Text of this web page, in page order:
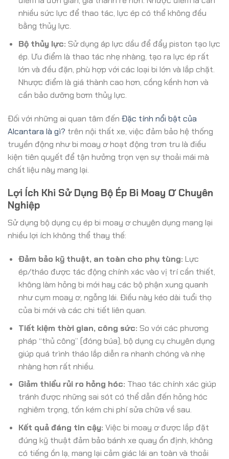
nhiều sức lực để thao tác, lực ép có thể không đều
bằng thủy lực.
Bộ thủy lực: Sử dụng áp lực dầu để đẩy piston tạo lực
ép. Ưu điểm là thao tác nhẹ nhàng, tạo ra lực ép rất
lớn và đều đặn, phù hợp với các loại bi lớn và lắp chặt.
Nhược điểm là giá thành cao hơn, cồng kềnh hơn và
cần bảo dưỡng bơm thủy lực.
Đối với những ai quan tâm đến Đặc tính nổi bật của
Alcantara là gì? trên nội thất xe, việc đảm bảo hệ thống
truyền động như bi moay ơ hoạt động trơn tru là điều
kiện tiên quyết để tận hưởng trọn vẹn sự thoải mái mà
chất liệu này mang lại.
Lợi Ích Khi Sử Dụng Bộ Ép Bi Moay Ơ Chuyên
Nghiệp
Sử dụng bộ dụng cụ ép bi moay ơ chuyên dụng mang lại
nhiều lợi ích không thể thay thế:
Đảm bảo kỹ thuật, an toàn cho phụ tùng: Lực
ép/tháo được tác động chính xác vào vị trí cần thiết,
không làm hỏng bi mới hay các bộ phận xung quanh
như cụm moay ơ, ngỗng lái. Điều này kéo dài tuổi thọ
của bi mới và các chi tiết liên quan.
Tiết kiệm thời gian, công sức: So với các phương
pháp “thủ công” (đóng búa), bộ dụng cụ chuyên dụng
giúp quá trình tháo lắp diễn ra nhanh chóng và nhẹ
nhàng hơn rất nhiều.
Giảm thiểu rủi ro hỏng hóc: Thao tác chính xác giúp
tránh được những sai sót có thể dẫn đến hỏng hóc
nghiêm trọng, tốn kém chi phí sửa chữa về sau.
Kết quả đáng tin cậy: Việc bi moay ơ được lắp đặt
đúng kỹ thuật đảm bảo bánh xe quay ổn định, không
có tiếng ồn lạ, mang lại cảm giác lái an toàn và thoải